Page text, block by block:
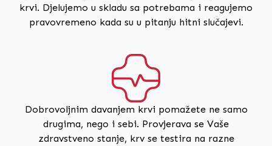
krvi. Djelujemo u skladu sa potrebama i reagujemo
pravovremeno kada su u pitanju hitni slučajevi.
Dobrovoljnim davanjem krvi pomažete ne samo
drugima, nego i sebi. Provjerava se Vaše
zdravstveno stanje, krv se testira na razne